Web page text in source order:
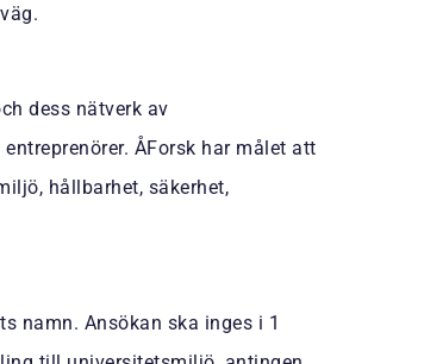
dess nätverk av
ÅForsk har målet att
hållbarhet, säkerhet,
namn. Ansökan ska inges i 1